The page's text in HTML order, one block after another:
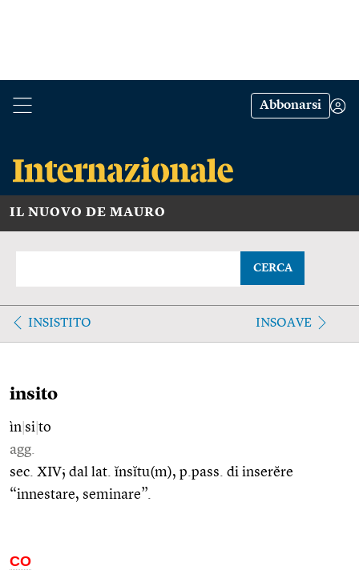
Abbonarsi
IL NUOVO DE MAURO
CERCA
INSISTITO INSOAVE
insito
ìn si to
agg.
sec. XIV; dal lat. ĭnsĭtu(m), p.pass. di inserĕre
“innestare, seminare”.
CO